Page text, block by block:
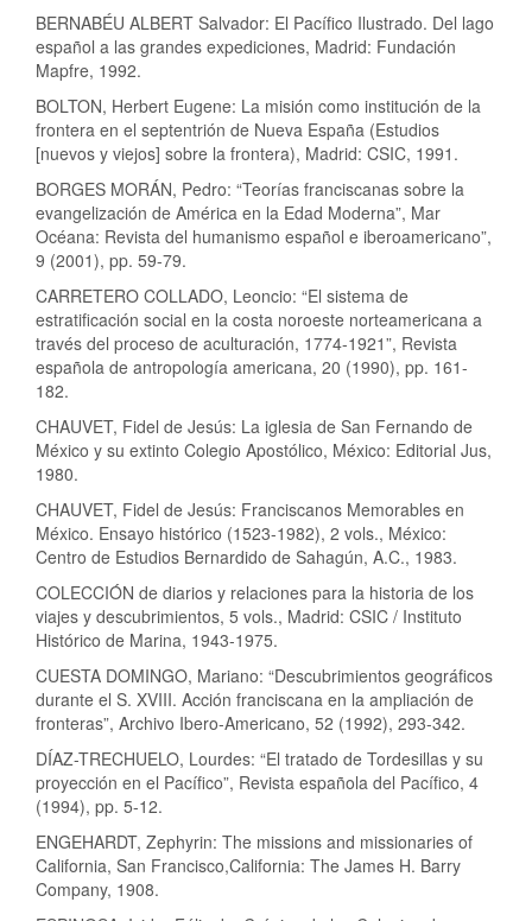
BERNABÉU ALBERT Salvador: El Pacífico Ilustrado. Del lago
español a las grandes expediciones, Madrid: Fundación
Mapfre, 1992.
BOLTON, Herbert Eugene: La misión como institución de la
frontera en el septentrión de Nueva España (Estudios
[nuevos y viejos] sobre la frontera), Madrid: CSIC, 1991.
BORGES MORÁN, Pedro: “Teorías franciscanas sobre la
evangelización de América en la Edad Moderna”, Mar
Océana: Revista del humanismo español e iberoamericano”,
9 (2001), pp. 59-79.
CARRETERO COLLADO, Leoncio: “El sistema de
estratificación social en la costa noroeste norteamericana a
través del proceso de aculturación, 1774-1921”, Revista
española de antropología americana, 20 (1990), pp. 161-
182.
CHAUVET, Fidel de Jesús: La iglesia de San Fernando de
México y su extinto Colegio Apostólico, México: Editorial Jus,
1980.
CHAUVET, Fidel de Jesús: Franciscanos Memorables en
México. Ensayo histórico (1523-1982), 2 vols., México:
Centro de Estudios Bernardido de Sahagún, A.C., 1983.
COLECCIÓN de diarios y relaciones para la historia de los
viajes y descubrimientos, 5 vols., Madrid: CSIC / Instituto
Histórico de Marina, 1943-1975.
CUESTA DOMINGO, Mariano: “Descubrimientos geográficos
durante el S. XVIII. Acción franciscana en la ampliación de
fronteras”, Archivo Ibero-Americano, 52 (1992), 293-342.
DÍAZ-TRECHUELO, Lourdes: “El tratado de Tordesillas y su
proyección en el Pacífico”, Revista española del Pacífico, 4
(1994), pp. 5-12.
ENGEHARDT, Zephyrin: The missions and missionaries of
California, San Francisco,California: The James H. Barry
Company, 1908.